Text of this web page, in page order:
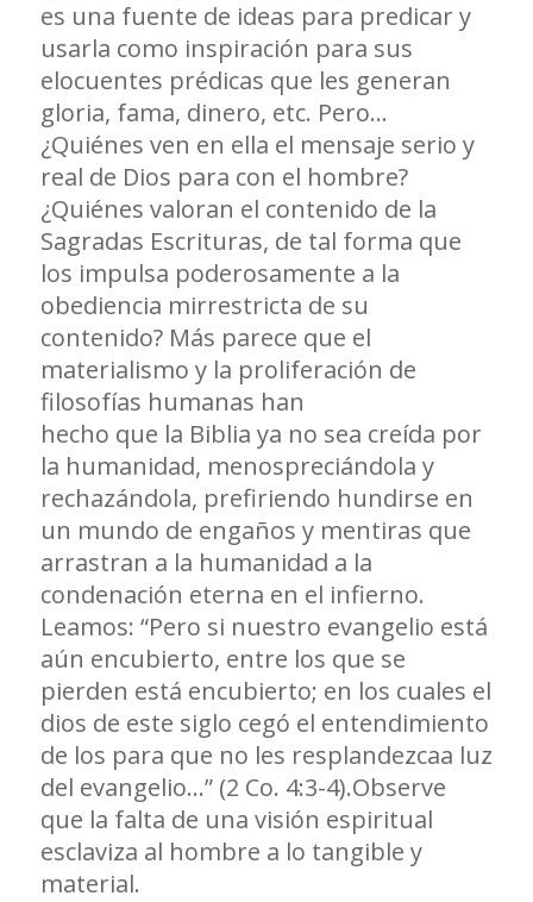
es una fuente de ideas para predicar y
usarla como inspiración para sus
elocuentes prédicas que les generan
gloria, fama, dinero, etc. Pero…
¿Quiénes ven en ella el mensaje serio y
real de Dios para con el hombre?
¿Quiénes valoran el contenido de la
Sagradas Escrituras, de tal forma que
los impulsa poderosamente a la
obediencia mirrestricta de su
contenido? Más parece que el
materialismo y la proliferación de
filosofías humanas han
hecho que la Biblia ya no sea creída por
la humanidad, menospreciándola y
rechazándola, prefiriendo hundirse en
un mundo de engaños y mentiras que
arrastran a la humanidad a la
condenación eterna en el infierno.
Leamos: “Pero si nuestro evangelio está
aún encubierto, entre los que se
pierden está encubierto; en los cuales el
dios de este siglo cegó el entendimiento
de los para que no les resplandezcaa luz
del evangelio…” (2 Co. 4:3-4).Observe
que la falta de una visión espiritual
esclaviza al hombre a lo tangible y
material.